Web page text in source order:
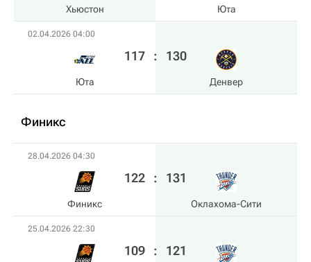
Хьюстон Юта
02.04.2026 04:00
Юта
117 : 130
Денвер
Финикс
28.04.2026 04:30
Финикс
122 : 131
Оклахома-Сити
25.04.2026 22:30
109 : 121